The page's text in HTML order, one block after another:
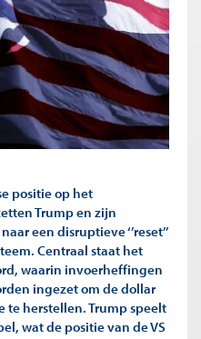
positie op het
Trump en zijn
een disruptieve ‘’reset’’
Centraal staat het
waarin invoerheffingen
ingezet om de dollar
te herstellen. Trump speelt
wat de positie van de VS